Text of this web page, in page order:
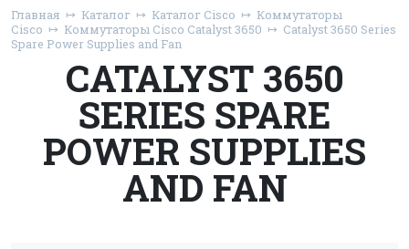
Главная Каталог Каталог Cisco
Коммутаторы
Cisco
Коммутаторы Cisco Catalyst 3650
Catalyst 3650 Series
Spare Power Supplies and Fan
CATALYST 3650
SERIES SPARE
POWER SUPPLIES
AND FAN